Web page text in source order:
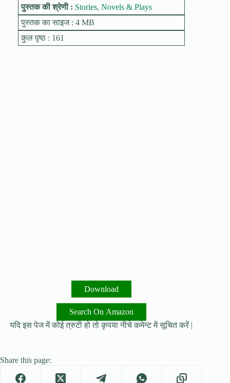
पुस्तक की श्रेणी : Stories, Novels & Plays
पुस्तक का साइज : 4 MB
कुल पृष्ठ : 161
Download
Search On Amazon
यदि इस पेज में कोई त्रुटी हो तो कृपया नीचे कमेन्ट में सूचित करें |
Share this page: